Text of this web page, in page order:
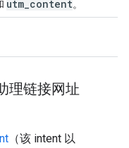
utm content。
理链接网址
（该 intent 以